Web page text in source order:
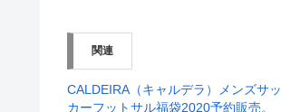
関連
CALDEIRA（キャルデラ）メンズサッ
カーフットサル福袋2020予約販売。